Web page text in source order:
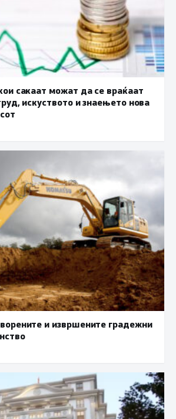
сакаат можат да се враќаат
искуството и знаењето нова
и извршените градежни